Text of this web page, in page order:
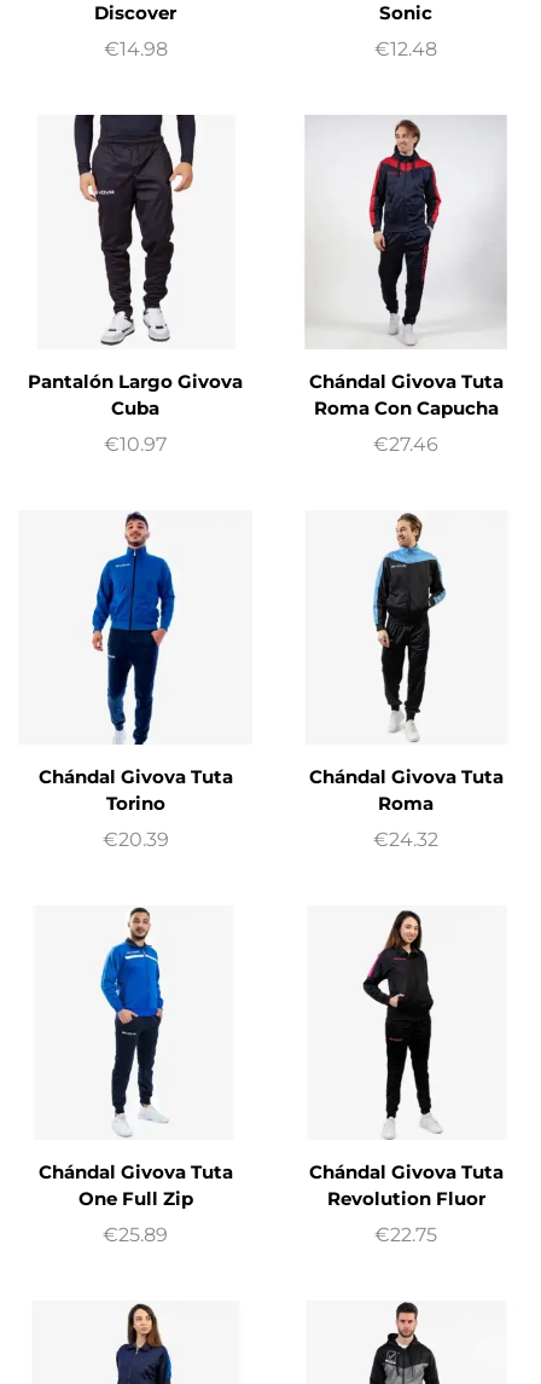
Discover
€14.98
Sonic
€12.48
Pantalón Largo Givova
Cuba
€10.97
Chándal Givova Tuta
Roma Con Capucha
€27.46
Chándal Givova Tuta
Torino
€20.39
Chándal Givova Tuta
Roma
€24.32
Chándal Givova Tuta
One Full Zip
€25.89
Chándal Givova Tuta
Revolution Fluor
€22.75